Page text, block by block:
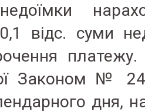
0,1 відс. суми
платежу.
Законом №
дня,